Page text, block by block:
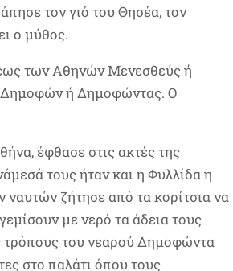
τον γιό του Θησέα, τον
ο μύθος.
των Αθηνών Μενεσθεύς ή
Δημοφών ή Δημοφώντας. Ο
έφθασε στις ακτές της
τους ήταν και η Φυλλίδα η
ζήτησε από τα κορίτσια να
με νερό τα άδεια τους
τρόπους του νεαρού Δημοφώντα
στο παλάτι όπου τους